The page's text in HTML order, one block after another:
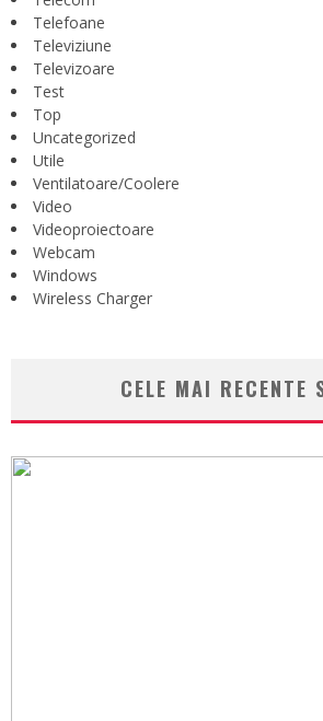
Telefoane
Televiziune
Televizoare
Test
Top
Uncategorized
Utile
Ventilatoare/Coolere
Video
Videoproiectoare
Webcam
Windows
Wireless Charger
CELE MAI RECENTE